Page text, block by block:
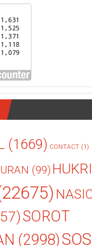
(1669) CONTACT(1)
(99)
SOROT
(2998)